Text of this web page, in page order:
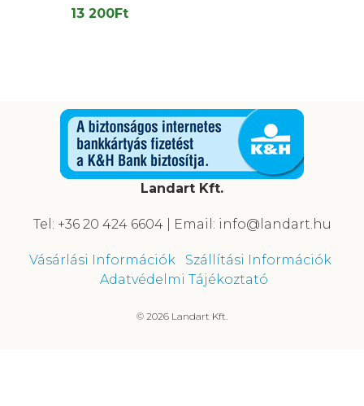
13 200Ft
Landart Kft.
Tel: +36 20 424 6604 | Email: info@landart.hu
Vásárlási Információk
Szállítási Információk
Adatvédelmi Tájékoztató
© 2026 Landart Kft.